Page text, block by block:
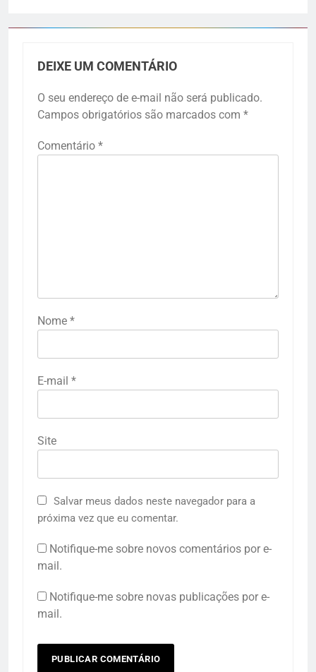
DEIXE UM COMENTÁRIO
O seu endereço de e-mail não será publicado.
Campos obrigatórios são marcados com *
Comentário *
Nome *
E-mail *
Site
Salvar meus dados neste navegador para a
próxima vez que eu comentar.
Notifique-me sobre novos comentários por e-
mail.
Notifique-me sobre novas publicações por e-
mail.